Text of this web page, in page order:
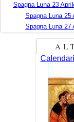
Spagna Luna 23
Spagna Luna 25
Spagna Luna 27